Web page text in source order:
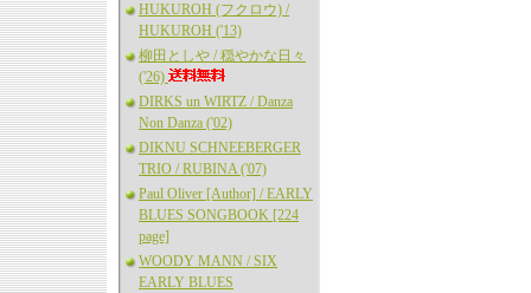
HUKUROH (フクロウ) /
HUKUROH ('13)
柳田としや / 穏やかな日々
('26)
DIRKS un WIRTZ / Danza
Non Danza ('02)
DIKNU SCHNEEBERGER
TRIO / RUBINA ('07)
Paul Oliver [Author] / EARLY
BLUES SONGBOOK [224
page]
WOODY MANN / SIX
EARLY BLUES